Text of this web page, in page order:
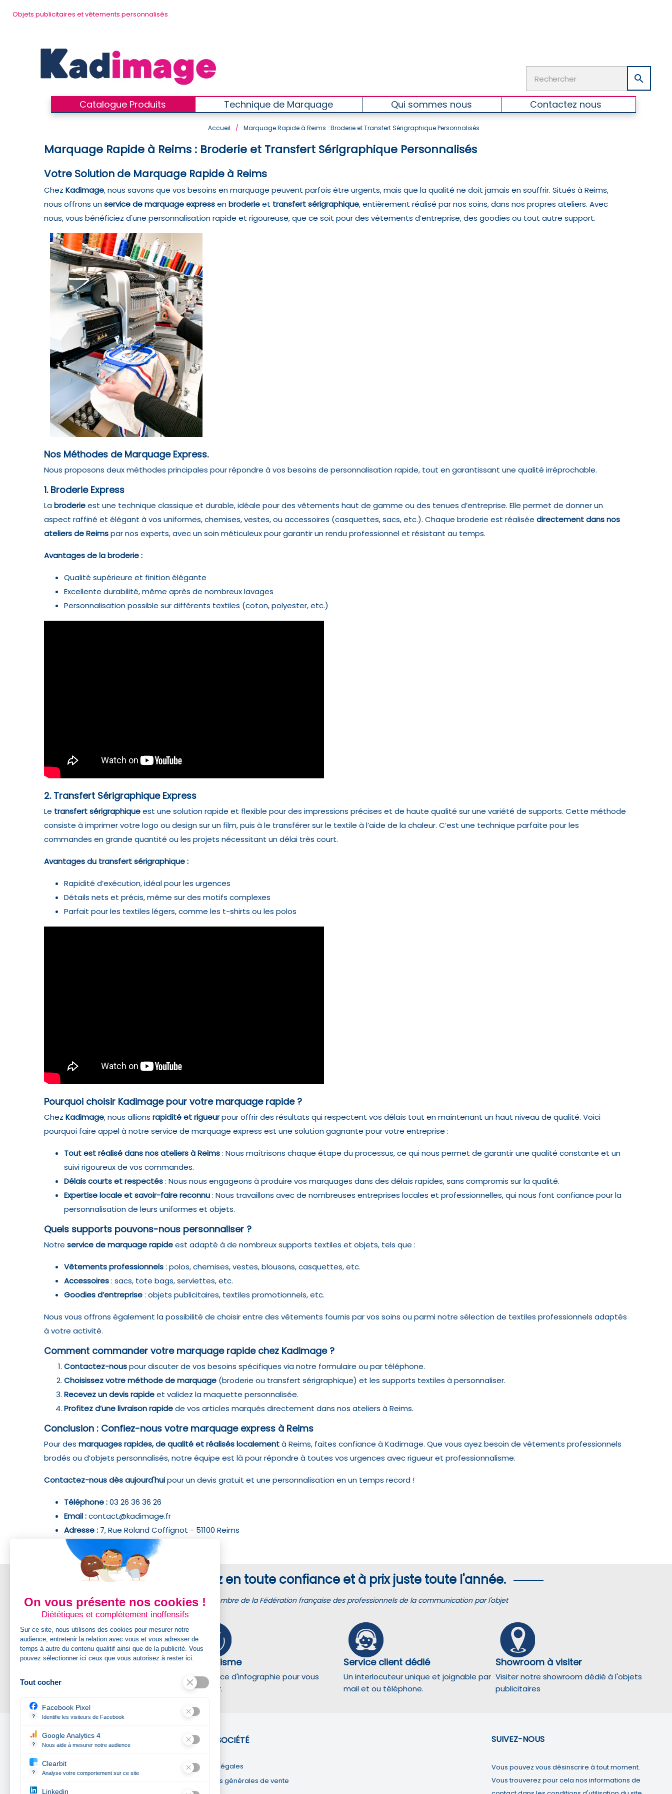
Objets publicitaires et vêtements personnalisés

Catalogue Produits Technique de Marquage Qui sommes nous Contactez nous
Accueil / Marquage Rapide à Reims : Broderie et Transfert Sérigraphique Personnalisés
Marquage Rapide à Reims : Broderie et Transfert Sérigraphique Personnalisés
Votre Solution de Marquage Rapide à Reims
Chez Kadimage, nous savons que vos besoins en marquage peuvent parfois être urgents, mais que la qualité ne doit jamais en souffrir. Situés à Reims,
nous offrons unservice de marquage expressenbroderieet transfert sérigraphique, entièrement réalisé par nos soins, dans nos propres ateliers. Avec
nous, vous bénéficiez d'une personnalisation rapide et rigoureuse, que ce soit pour des vêtements d’entreprise, des goodies ou tout autre support.
Nos Méthodes de Marquage Express.
Nous proposons deux méthodes principales pour répondre à vos besoins de personnalisation rapide, tout en garantissant une qualité irréprochable.
1. Broderie Express
Labroderieest une technique classique et durable, idéale pour des vêtements haut de gamme ou des tenues d’entreprise. Elle permet de donner un
aspect raffiné et élégant à vos uniformes, chemises, vestes, ou accessoires (casquettes, sacs, etc.). Chaque broderie est réalisée directement dans nos
ateliers de Reimspar nos experts, avec un soin méticuleux pour garantir un rendu professionnel et résistant au temps.
Avantages de la broderie :
Qualité supérieure et finition élégante
Excellente durabilité, même après de nombreux lavages
Personnalisation possible sur différents textiles (coton, polyester, etc.)
2. Transfert Sérigraphique Express
Le transfert sérigraphiqueest une solution rapide et flexible pour des impressions précises et de haute qualité sur une variété de supports. Cette méthode
consiste à imprimer votre logo ou design sur un film, puis à le transférer sur le textile à l’aide de la chaleur. C’est une technique parfaite pour les
commandes en grande quantité ou les projets nécessitant un délai très court.
Avantages du transfert sérigraphique :
Rapidité d’exécution, idéal pour les urgences
Détails nets et précis, même sur des motifs complexes
Parfait pour les textiles légers, comme les t-shirts ou les polos
Pourquoi choisir Kadimage pour votre marquage rapide ?
Chez Kadimage, nous allions rapidité et rigueurpour offrir des résultats qui respectent vos délais tout en maintenant un haut niveau de qualité. Voici
pourquoi faire appel à notre service de marquage express est une solution gagnante pour votre entreprise :
Tout est réalisé dans nos ateliers à Reims: Nous maîtrisons chaque étape du processus, ce qui nous permet de garantir une qualité constante et un
suivi rigoureux de vos commandes.
Délais courts et respectés: Nous nous engageons à produire vos marquages dans des délais rapides, sans compromis sur la qualité.
Expertise locale et savoir-faire reconnu: Nous travaillons avec de nombreuses entreprises locales et professionnelles, qui nous font confiance pour la
personnalisation de leurs uniformes et objets.
Quels supports pouvons-nous personnaliser ?
Notre service de marquage rapideest adapté à de nombreux supports textiles et objets, tels que :
Vêtements professionnels: polos, chemises, vestes, blousons, casquettes, etc.
Accessoires: sacs, tote bags, serviettes, etc.
Goodies d’entreprise: objets publicitaires, textiles promotionnels, etc.
Nous vous offrons également la possibilité de choisir entre des vêtements fournis par vos soins ou parmi notre sélection de textiles professionnels adaptés
à votre activité.
Comment commander votre marquage rapide chez Kadimage ?
Contactez-nouspour discuter de vos besoins spécifiques via notre formulaire ou par téléphone.
Choisissez votre méthode de marquage (broderie ou transfert sérigraphique) et les supports textiles à personnaliser.
Recevez un devis rapideet validez la maquette personnalisée.
Profitez d’une livraison rapidede vos articles marqués directement dans nos ateliers à Reims.
Conclusion : Confiez-nous votre marquage express à Reims
Pour des marquages rapides, de qualité et réalisés localementà Reims, faites confiance à Kadimage. Que vous ayez besoin de vêtements professionnels
brodés ou d’objets personnalisés, notre équipe est là pour répondre à toutes vos urgences avec rigueur et professionnalisme.
Contactez-nous dès aujourd'huipour un devis gratuit et une personnalisation en un temps record !
Téléphone :03 26 36 36 26
Email :contact@kadimage.fr
Adresse : 7, Rue Roland Coffignot - 51100 Reims
Formulaire de contact :cliquez ici
Achetez en toute confiance et à prix juste toute l'année.
Kadimage membre de la Fédération française des professionnels de la communication par l'objet
Livraison gratuite
Livraison gratuite dès 300 € ht France,
Graphisme
Un service d'infographie pour vous
assister.
Service client dédié
Un interlocuteur unique et joignable par
mail et ou téléphone.
Showroom à visiter
Visiter notre showroom dédié à l'objets
publicitaires
NOTRE SOCIÉTÉ
Mentions légales
Conditions générales de vente
SUIVEZ-NOUS
Vous pouvez vous désinscrire à tout moment.
Vous trouverez pour cela nos informations de
On vous présente nos cookies !
Diététiques et complétement inoffensifs
Sur ce site, nous utilisons des cookies pour mesurer notre
audience, entretenir la relation avec vous et vous adresser de
temps à autre du contenu qualitif ainsi que de la publicité. Vous
pouvez sélectionner ici ceux que vous autorisez à rester ici.
Tout cocher
?
Facebook Pixel
Identifie les visiteurs de Facebook
?
Google Analytics 4
Nous aide à mesurer notre audience
?
Clearbit
Analyse votre comportement sur ce site
Révèle les entreprises qui se cachent derrière les visites anonymes de sites web et utilisent ces données pour créer des expériences d'achat personnalisées.
Linkedin